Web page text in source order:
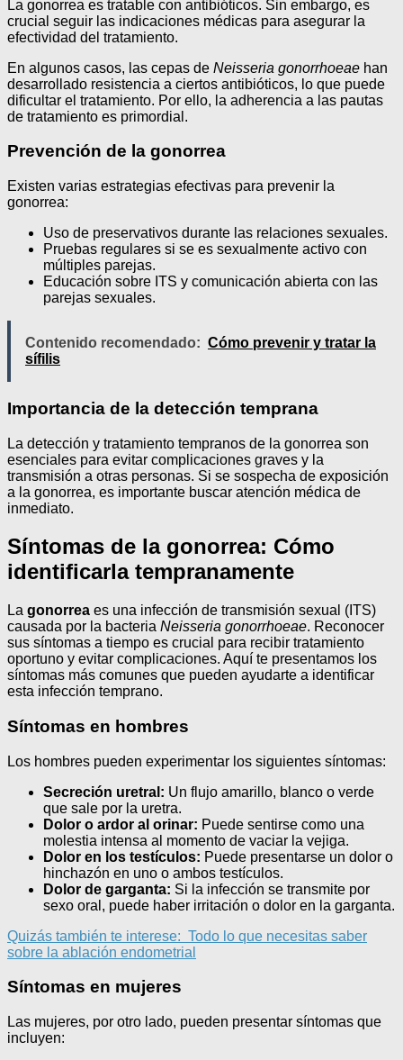
La gonorrea es tratable con antibióticos. Sin embargo, es
crucial seguir las indicaciones médicas para asegurar la
efectividad del tratamiento.
En algunos casos, las cepas de Neisseria gonorrhoeae han
desarrollado resistencia a ciertos antibióticos, lo que puede
dificultar el tratamiento. Por ello, la adherencia a las pautas
de tratamiento es primordial.
Prevención de la gonorrea
Existen varias estrategias efectivas para prevenir la
gonorrea:
Uso de preservativos durante las relaciones sexuales.
Pruebas regulares si se es sexualmente activo con
múltiples parejas.
Educación sobre ITS y comunicación abierta con las
parejas sexuales.
Contenido recomendado: Cómo prevenir y tratar la
sífilis
Importancia de la detección temprana
La detección y tratamiento tempranos de la gonorrea son
esenciales para evitar complicaciones graves y la
transmisión a otras personas. Si se sospecha de exposición
a la gonorrea, es importante buscar atención médica de
inmediato.
Síntomas de la gonorrea: Cómo
identificarla tempranamente
La gonorrea es una infección de transmisión sexual (ITS)
causada por la bacteria Neisseria gonorrhoeae. Reconocer
sus síntomas a tiempo es crucial para recibir tratamiento
oportuno y evitar complicaciones. Aquí te presentamos los
síntomas más comunes que pueden ayudarte a identificar
esta infección temprano.
Síntomas en hombres
Los hombres pueden experimentar los siguientes síntomas:
Secreción uretral: Un flujo amarillo, blanco o verde
que sale por la uretra.
Dolor o ardor al orinar: Puede sentirse como una
molestia intensa al momento de vaciar la vejiga.
Dolor en los testículos: Puede presentarse un dolor o
hinchazón en uno o ambos testículos.
Dolor de garganta: Si la infección se transmite por
sexo oral, puede haber irritación o dolor en la garganta.
Quizás también te interese: Todo lo que necesitas saber
sobre la ablación endometrial
Síntomas en mujeres
Las mujeres, por otro lado, pueden presentar síntomas que
incluyen: